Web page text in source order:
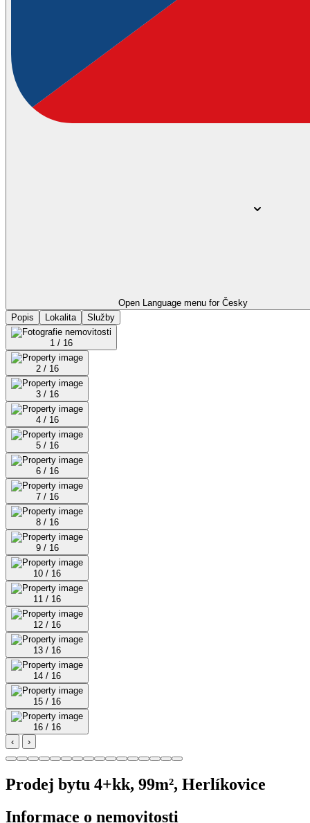
Open Language menu for Česky
Popis
Lokalita Služby
1 / 16
2 / 16
3 / 16
4 / 16
5 / 16
6 / 16
7 / 16
8 / 16
9 / 16
10 / 16
11 / 16
12 / 16
13 / 16
14 / 16
15 / 16
16 / 16
‹
›
Prodej bytu 4+kk, 99m², Herlíkovice
Informace o nemovitosti